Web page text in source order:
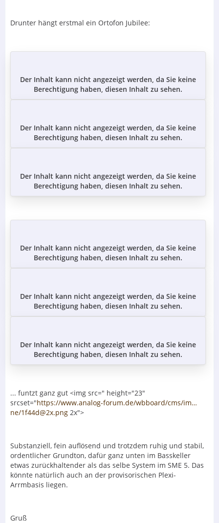
Drunter hängt erstmal ein Ortofon Jubilee:
Der Inhalt kann nicht angezeigt werden, da Sie keine
Berechtigung haben, diesen Inhalt zu sehen.
Der Inhalt kann nicht angezeigt werden, da Sie keine
Berechtigung haben, diesen Inhalt zu sehen.
Der Inhalt kann nicht angezeigt werden, da Sie keine
Berechtigung haben, diesen Inhalt zu sehen.
Der Inhalt kann nicht angezeigt werden, da Sie keine
Berechtigung haben, diesen Inhalt zu sehen.
Der Inhalt kann nicht angezeigt werden, da Sie keine
Berechtigung haben, diesen Inhalt zu sehen.
Der Inhalt kann nicht angezeigt werden, da Sie keine
Berechtigung haben, diesen Inhalt zu sehen.
... funtzt ganz gut <img src=" height="23"
srcset="https://www.analog-forum.de/wbboard/cms/im…
ne/1f44d@2x.png 2x">
Substanziell, fein auflösend und trotzdem ruhig und stabil,
ordentlicher Grundton, dafür ganz unten im Basskeller
etwas zurückhaltender als das selbe System im SME 5. Das
könnte natürlich auch an der provisorischen Plexi-
Arrmbasis liegen.
Gruß